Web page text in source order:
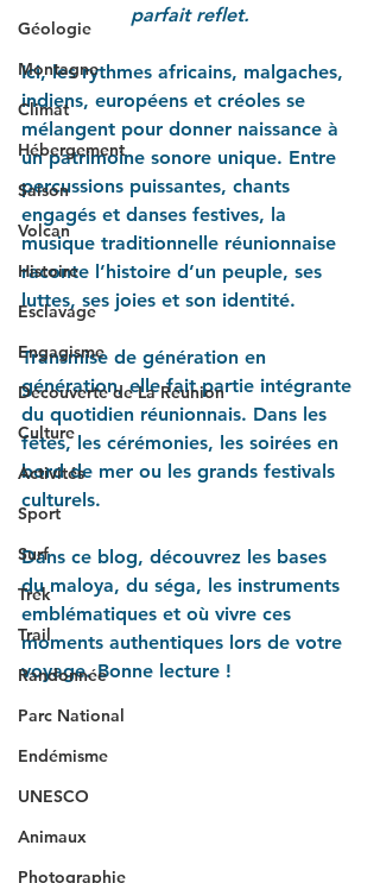
Géologie
Montagne
Climat
Hébergement
Saison
Volcan
Histoire
Esclavage
Engagisme
Découverte de La Réunion
Culture
Activités
Sport
Surf
Trek
Trail
Randonnée
Parc National
Endémisme
UNESCO
Animaux
Photographie
parfait reflet.
Ici, les rythmes africains, malgaches,
indiens, européens et créoles se
mélangent pour donner naissance à
un patrimoine sonore unique. Entre
percussions puissantes, chants
engagés et danses festives, la
musique traditionnelle réunionnaise
raconte l’histoire d’un peuple, ses
luttes, ses joies et son identité.
Transmise de génération en
génération, elle fait partie intégrante
du quotidien réunionnais. Dans les
fêtes, les cérémonies, les soirées en
bord de mer ou les grands festivals
culturels.
Dans ce blog, découvrez les bases
du maloya, du séga, les instruments
emblématiques et où vivre ces
moments authentiques lors de votre
voyage. Bonne lecture !